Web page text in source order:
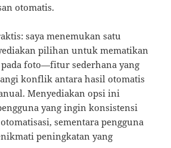
otomatis.
saya menemukan satu
pilihan untuk mematikan
foto—fitur sederhana yang
konflik antara hasil otomatis
Menyediakan opsi ini
yang ingin konsistensi
sementara pengguna
peningkatan yang